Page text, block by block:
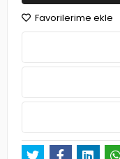
Favorilerime ekle